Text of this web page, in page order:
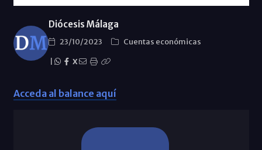
Diócesis Málaga
23/10/2023
Cuentas económicas
X
Acceda al balance aquí